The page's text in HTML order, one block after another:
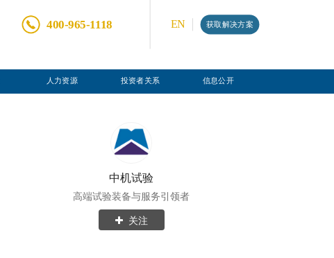
EN
400-965-1118 获取解决方案
人力资源 投资者关系 信息公开
中机试验
高端试验装备与服务引领者
关注